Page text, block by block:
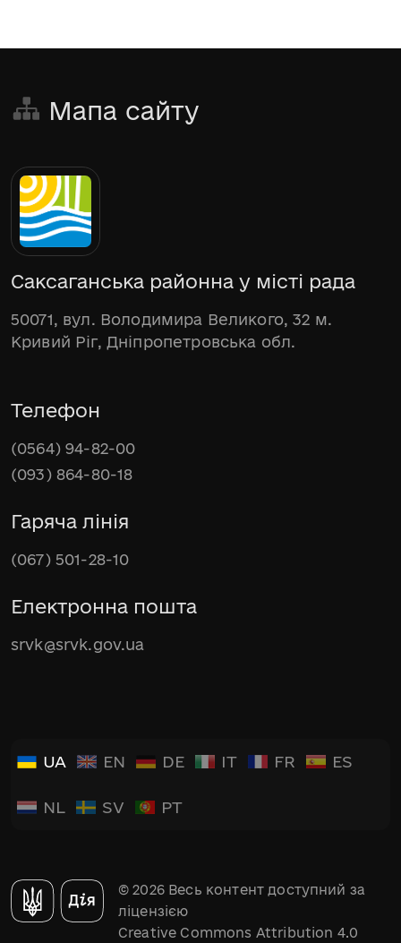
Мапа сайту
Саксаганська районна у місті рада
50071, вул. Володимира Великого, 32 м.
Кривий Ріг, Дніпропетровська обл.
Телефон
(0564) 94-82-00
(093) 864-80-18
Гаряча лінія
(067) 501-28-10
Електронна пошта
srvk@srvk.gov.ua
UA EN DE IT FR ES
NL SV PT
© 2026 Весь контент доступний за
ліцензією
Creative Commons Attribution 4.0